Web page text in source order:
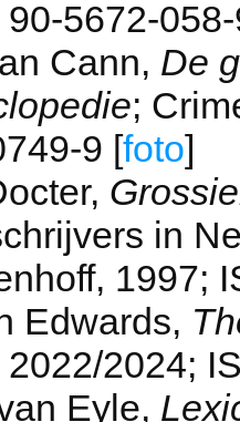
90-5672-
Cann, De
;
9 [foto]
in
1997;
Edwards,
2024;
Eyle,